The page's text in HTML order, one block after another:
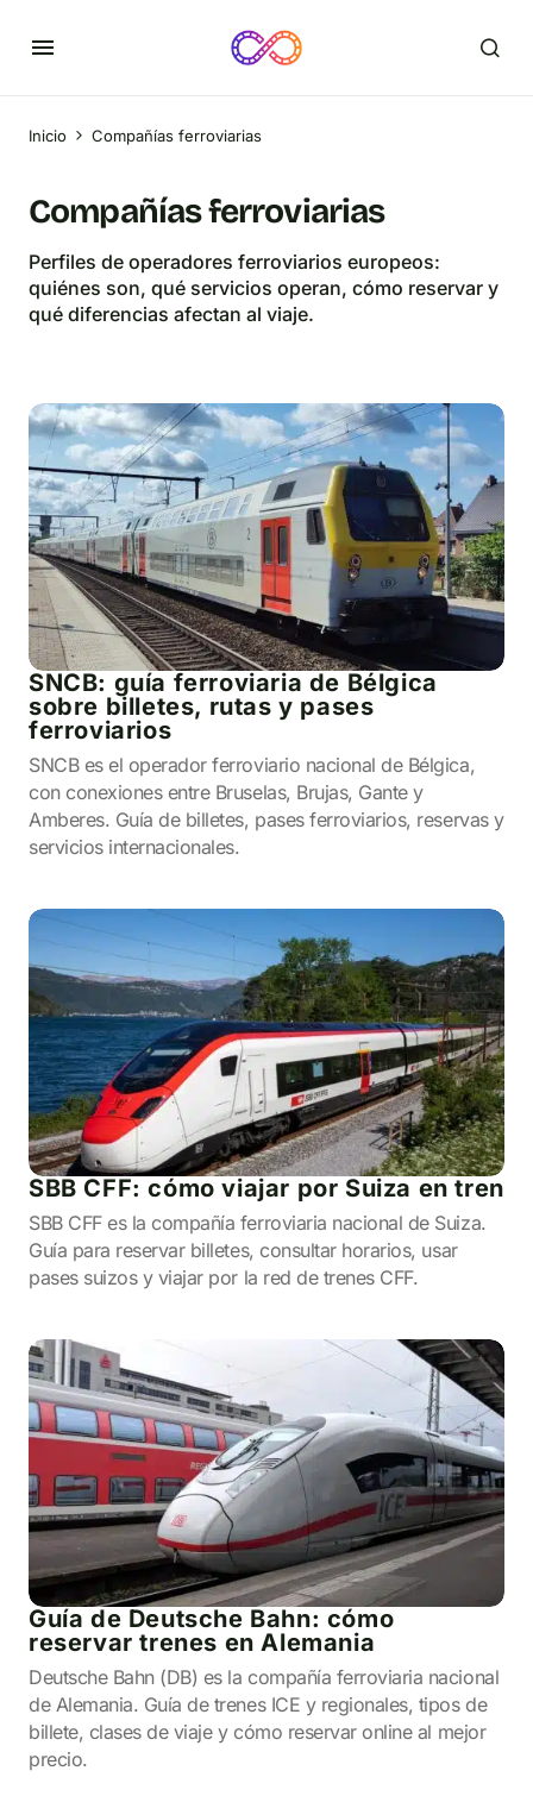
Inicio Compañías ferroviarias
Compañías ferroviarias
Perfiles de operadores ferroviarios europeos:
quiénes son, qué servicios operan, cómo reservar y
qué diferencias afectan al viaje.
SNCB: guía ferroviaria de Bélgica
sobre billetes, rutas y pases
ferroviarios
SNCB es el operador ferroviario nacional de Bélgica,
con conexiones entre Bruselas, Brujas, Gante y
Amberes. Guía de billetes, pases ferroviarios, reservas y
servicios internacionales.
SBB CFF: cómo viajar por Suiza en tren
SBB CFF es la compañía ferroviaria nacional de Suiza.
Guía para reservar billetes, consultar horarios, usar
pases suizos y viajar por la red de trenes CFF.
Guía de Deutsche Bahn: cómo
reservar trenes en Alemania
Deutsche Bahn (DB) es la compañía ferroviaria nacional
de Alemania. Guía de trenes ICE y regionales, tipos de
billete, clases de viaje y cómo reservar online al mejor
precio.